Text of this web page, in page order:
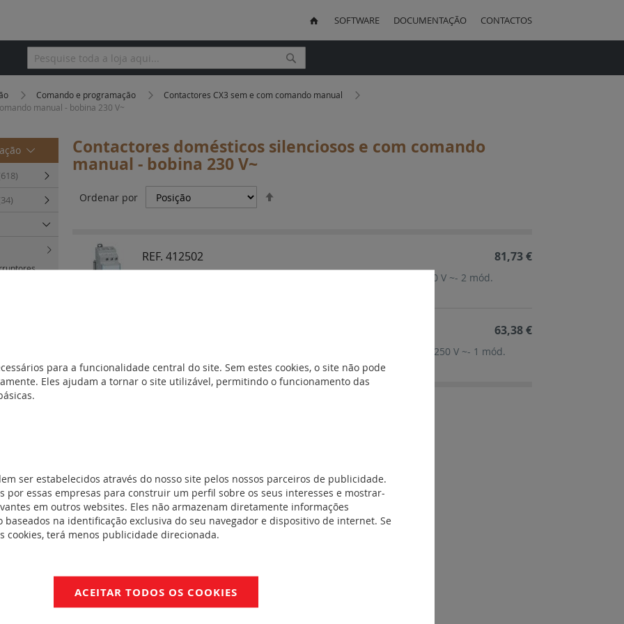
SOFTWARE DOCUMENTAÇÃO CONTACTOS
Pesquisa Pesquisa
Comando e programação
Contactores CX3 sem e com comando manual
manual - bobina 230 V~
Contactores domésticos silenciosos e com comando
manual - bobina 230 V~
Ordenar por
REF. 412502
Contactores de potência CX³ - bobina 230V~- 3P 25 A -3NA - 400 V ~- 2 mód.
81,73 €
Contactores de potência CX³ - bobina 230V~- 2P 25 A -NA+NF - 250 V ~- 1 mód.
63,38 €
manual
sem
sem
e com
com
e com
(6)
com
para a funcionalidade central do site. Sem estes cookies, o site não pode
Eles ajudam a tornar o site utilizável, permitindo o funcionamento das
ser estabelecidos através do nosso site pelos nossos parceiros de publicidade.
por essas empresas para construir um perfil sobre os seus interesses e mostrar-
em outros websites. Eles não armazenam diretamente informações
baseados na identificação exclusiva do seu navegador e dispositivo de internet. Se
cookies, terá menos publicidade direcionada.
ACEITAR TODOS OS COOKIES